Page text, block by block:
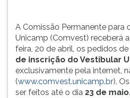
pressione
(primeira
tecla
esquerda
A Comissão Permanente para
Unicamp (Comvest) receberá
feira, 20 de abril, os pedidos de
de inscrição do Vestibular
exclusivamente pela internet,
(www.comvest.unicamp.br).
ser feitos até o dia 23 de maio